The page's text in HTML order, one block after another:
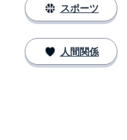
スポーツ
人間関係